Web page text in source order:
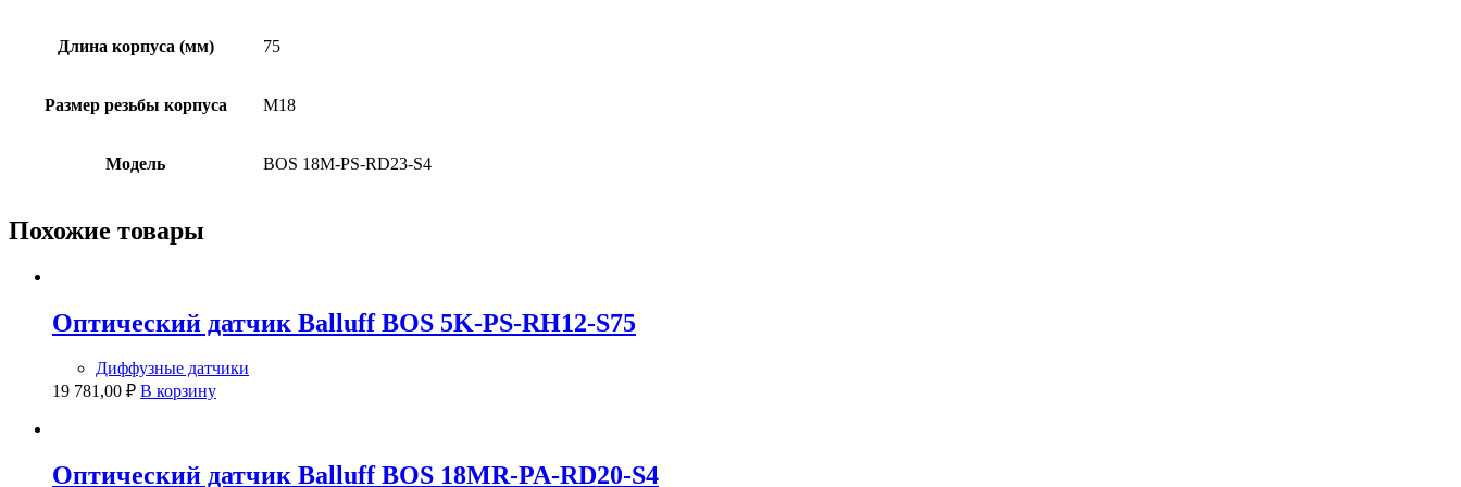
Длина корпуса (мм) 75
Размер резьбы корпуса M18
Модель BOS 18M-PS-RD23-S4
Похожие товары
Оптический датчик Balluff BOS 5K-PS-RH12-S75
Диффузные датчики
19 781,00 ₽ В корзину
Оптический датчик Balluff BOS 18MR-PA-RD20-S4